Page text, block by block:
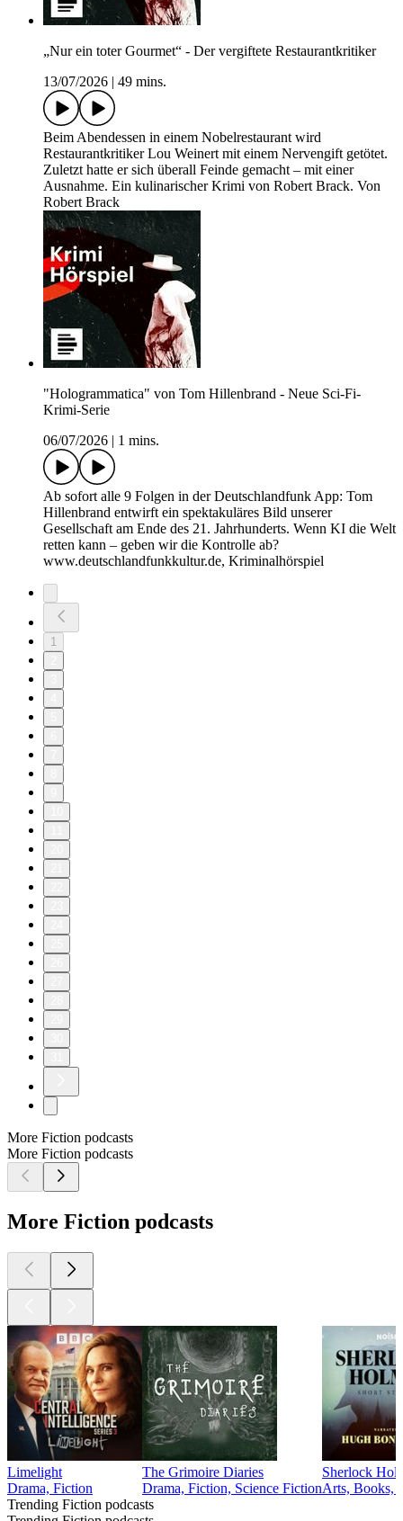
„Nur ein toter Gourmet“ - Der vergiftete Restaurantkritiker
13/07/2026
49 mins.
Beim Abendessen in einem Nobelrestaurant wird
Restaurantkritiker Lou Weinert mit einem Nervengift getötet.
Zuletzt hatte er sich überall Feinde gemacht – mit einer
Ausnahme. Ein kulinarischer Krimi von Robert Brack. Von
Robert Brack
"Hologrammatica" von Tom Hillenbrand - Neue Sci-Fi-
Krimi-Serie
06/07/2026
1 mins.
Ab sofort alle 9 Folgen in der Deutschlandfunk App: Tom
Hillenbrand entwirft ein spektakuläres Bild unserer
Gesellschaft am Ende des 21. Jahrhunderts. Wenn KI die Welt
retten kann – geben wir die Kontrolle ab?
www.deutschlandfunkkultur.de, Kriminalhörspiel
1
More Fiction podcasts
More Fiction podcasts
More Fiction podcasts
Limelight
Drama, Fiction
The Grimoire Diaries
Drama, Fiction, Science Fiction
Sherlock
Arts, Books,
Trending Fiction podcasts